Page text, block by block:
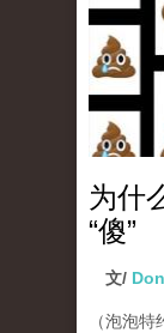
为什
“傻”
文/
（泡泡特